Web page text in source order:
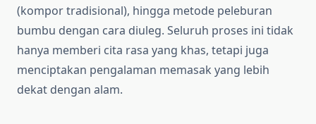
(kompor tradisional), hingga metode peleburan
bumbu dengan cara diuleg. Seluruh proses ini tidak
hanya memberi cita rasa yang khas, tetapi juga
menciptakan pengalaman memasak yang lebih
dekat dengan alam.